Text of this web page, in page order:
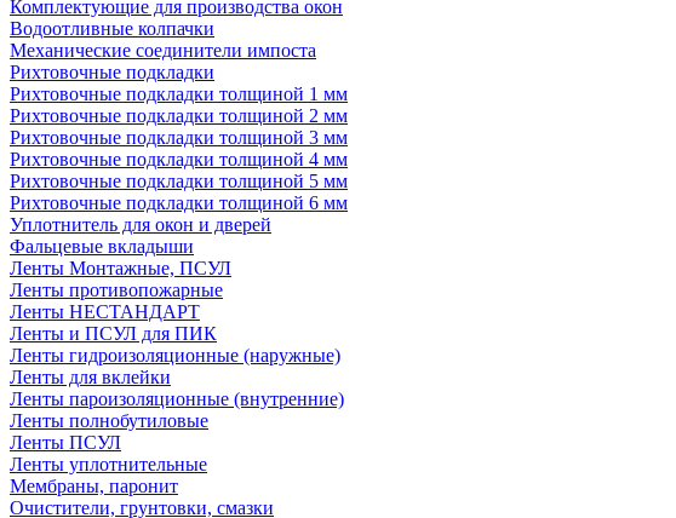
Комплектующие для производства окон
Водоотливные колпачки
Механические соединители импоста
Рихтовочные подкладки
Рихтовочные подкладки толщиной 1 мм
Рихтовочные подкладки толщиной 2 мм
Рихтовочные подкладки толщиной 3 мм
Рихтовочные подкладки толщиной 4 мм
Рихтовочные подкладки толщиной 5 мм
Рихтовочные подкладки толщиной 6 мм
Уплотнитель для окон и дверей
Фальцевые вкладыши
Ленты Монтажные, ПСУЛ
Ленты противопожарные
Ленты НЕСТАНДАРТ
Ленты и ПСУЛ для ПИК
Ленты гидроизоляционные (наружные)
Ленты для вклейки
Ленты пароизоляционные (внутренние)
Ленты полнобутиловые
Ленты ПСУЛ
Ленты уплотнительные
Мембраны, паронит
Очистители, грунтовки, смазки